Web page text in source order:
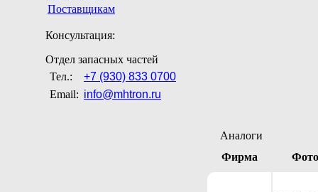
Поставщикам
Консультация:
Отдел запасных частей
Тел.:
+7 (930) 833 0700
Email: info@mhtron.ru
Аналоги
Фирма
Фото